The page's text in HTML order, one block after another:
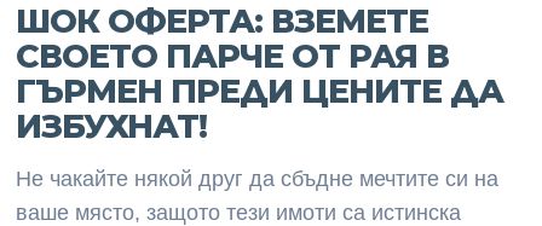
ШОК ОФЕРТА: ВЗЕМЕТЕ
СВОЕТО ПАРЧЕ ОТ РАЯ В
ГЪРМЕН ПРЕДИ ЦЕНИТЕ ДА
ИЗБУХНАТ!
Не чакайте някой друг да сбъдне мечтите си на
ваше място, защото тези имоти са истинска